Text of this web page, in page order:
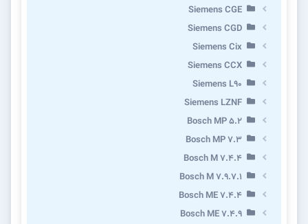
Siemens CGE
Siemens CGD
Siemens Cix
Siemens CCX
Siemens L90
Siemens LZNF
Bosch MP 5.2
Bosch MP 7.3
Bosch M 7.4.4
Bosch M 7.9.7.1
Bosch ME 7.4.4
Bosch ME 7.4.9